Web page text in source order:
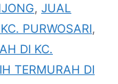
, JUAL
PURWOSARI,
DI KC.
TERMURAH DI